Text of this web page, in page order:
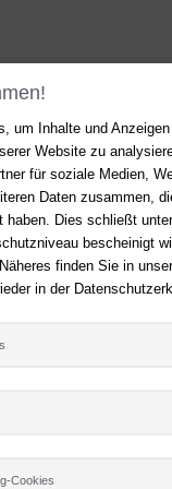
um Inhalte und
Website zu
für soziale Medien,
Daten zusammen,
haben. Dies schließt
bescheinigt
finden Sie in
in der
Cookies
Rund um
Erweiterte Suche
Zahlung und
Batterienhinweis